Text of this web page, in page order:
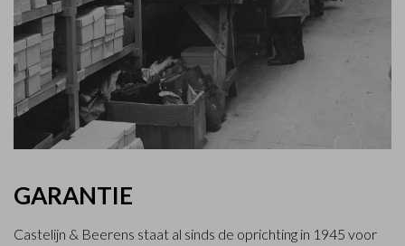
GARANTIE
Castelijn & Beerens staat al sinds de oprichting in 1945 voor